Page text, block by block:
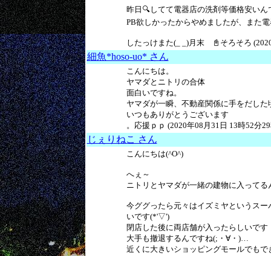
昨日🔍してて電器店の洗剤等価格安いん
PB欲しかったからやめましたが、また
したっけまた(_ _)月末 📓そろそろ
細魚*hoso-uo* さん
こんにちは。
ヤマダとニトリの合体
面白いですね。
ヤマダが一瞬、不動産関係に手をだした
いつもありがとうございます
。応援ｐｐ (2020年08月31日 13時52分
じぇりねこ さん
こんにちは(^O^)
へぇ～
ニトリとヤマダが一緒の建物に入ってる
今ググったら元々はイズミヤというス
いです(*'▽')
閉店した後に両店舗が入ったらしいです
大手も撤退するんですね(;・∀・)…
近くに大きいショッピングモールでもで